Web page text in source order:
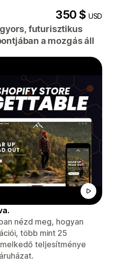
350 $USD
futurisztikus
a mozgás áll
nézd meg, hogyan
több mint 25
teljesítménye